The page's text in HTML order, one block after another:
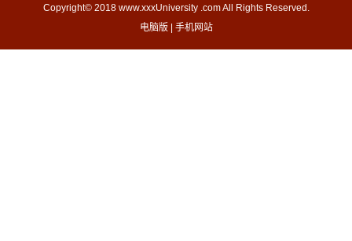
Copyright© 2018 www.xxxUniversity .com All Rights Reserved.
电脑版
手机网站